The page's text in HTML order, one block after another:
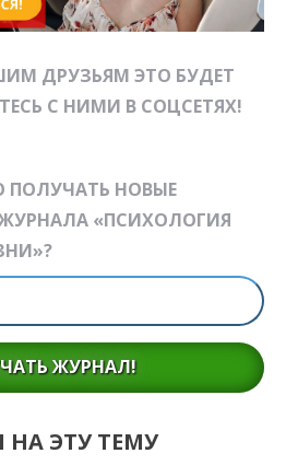
ДРУЗЬЯМ ЭТО БУДЕТ
С НИМИ В СОЦСЕТЯХ!
ПОЛУЧАТЬ НОВЫЕ
«ПСИХОЛОГИЯ
ЖУРНАЛ!
НА ЭТУ ТЕМУ